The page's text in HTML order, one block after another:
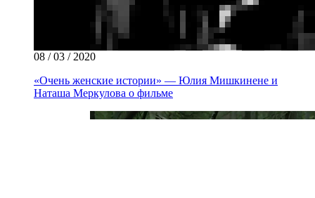
08 / 03 / 2020
«Очень женские истории» — Юлия Мишкинене и
Наташа Меркулова о фильме